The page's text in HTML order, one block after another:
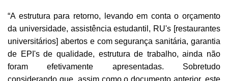
“A estrutura para retorno, levando em conta o orçamento
da universidade, assistência estudantil, RU's [restaurantes
universitários] abertos e com segurança sanitária, garantia
de EPI's de qualidade, estrutura de trabalho, ainda não
foram efetivamente apresentadas. Sobretudo
considerando que, assim como o documento anterior, este